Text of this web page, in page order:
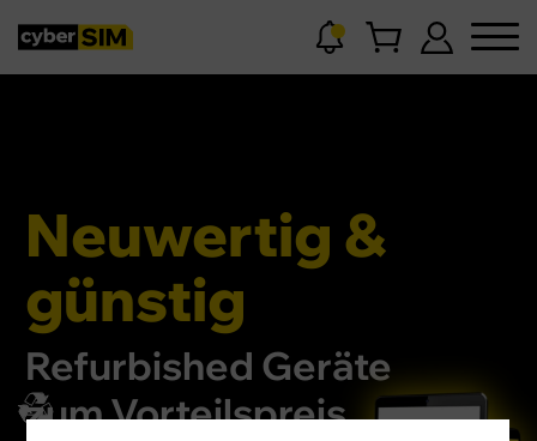
Neuwertig &
günstig
Refurbished Geräte
zum Vorteilspreis